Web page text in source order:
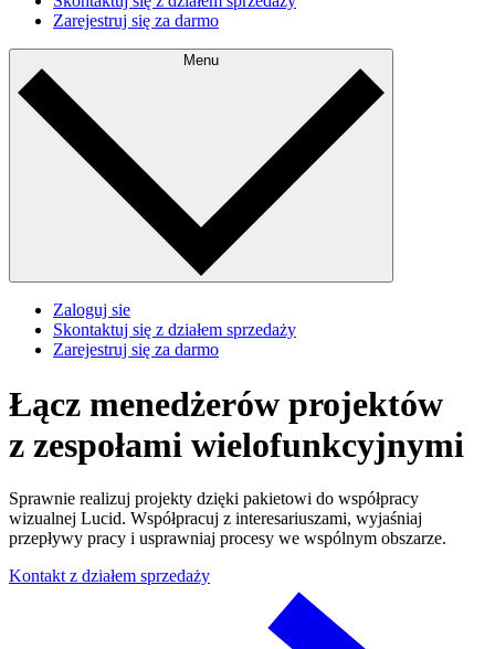
Zarejestruj się za darmo
Menu
Zaloguj sie
Skontaktuj się z działem sprzedaży
Zarejestruj się za darmo
Łącz menedżerów projektów
z zespołami wielofunkcyjnymi
Sprawnie realizuj projekty dzięki pakietowi do współpracy
wizualnej Lucid. Współpracuj z interesariuszami, wyjaśniaj
przepływy pracy i usprawniaj procesy we wspólnym obszarze.
Kontakt z działem sprzedaży